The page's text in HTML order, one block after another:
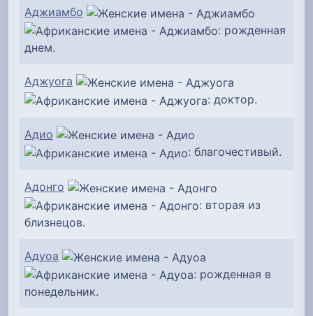
Аджиамбо
: рожденная
днем.
Аджуога
: доктор.
Адио
: благочестивый.
Адонго
: вторая из
близнецов.
Адуоа
: рожденная в
понедельник.